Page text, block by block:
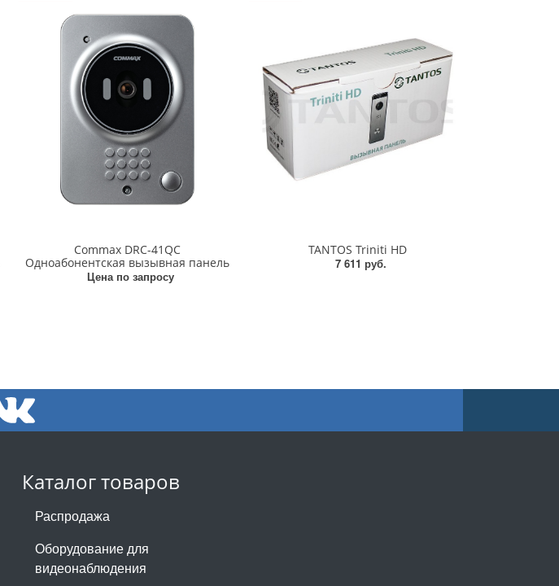
Commax DRC-41QC
Одноабонентская вызывная панель
Цена по запросу
TANTOS Triniti HD
7 611 руб.
Каталог товаров
Распродажа
Оборудование для
видеонаблюдения